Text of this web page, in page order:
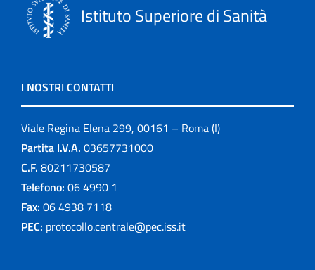
Istituto Superiore di Sanità
I NOSTRI CONTATTI
Viale Regina Elena 299, 00161 – Roma (I)
Partita I.V.A. 03657731000
C.F. 80211730587
Telefono: 06 4990 1
Fax: 06 4938 7118
PEC: protocollo.centrale@pec.iss.it